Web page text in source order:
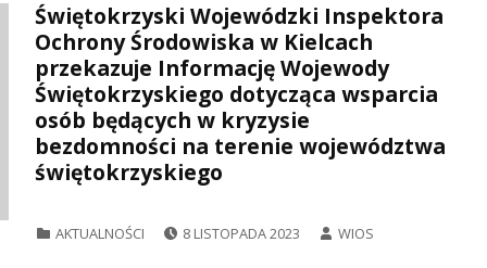
Świętokrzyski Wojewódzki Inspektora
Ochrony Środowiska w Kielcach
przekazuje Informację Wojewody
Świętokrzyskiego dotycząca wsparcia
osób będących w kryzysie
bezdomności na terenie województwa
świętokrzyskiego
AKTUALNOŚCI 8 LISTOPADA 2023 WIOS